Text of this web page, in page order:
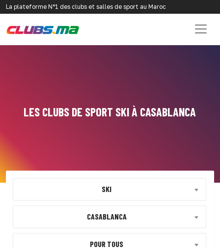
La plateforme N°1 des clubs et salles de sport au Maroc
LES CLUBS DE SPORT SKI À CASABLANCA
SKI
CASABLANCA
POUR TOUS